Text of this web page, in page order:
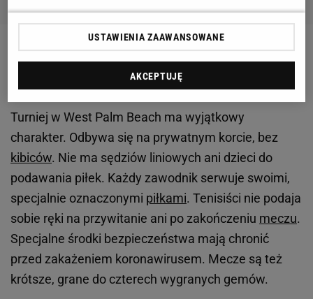
Zobacz wideoIga Świątek: Decyzja French Open
zdziwiła mnie i zaskoczyła świat tenisa
Turniej w West Palm Beach ma wyjątkowy
charakter. Odbywa się na prywatnym korcie, bez
kibiców. Nie ma sędziów liniowych ani dzieci do
podawania piłek. Każdy zawodnik serwuje swoimi,
specjalnie oznaczonymi piłkami. Tenisiści nie podaja
sobie ręki na przywitanie ani po zakończeniu meczu.
Specjalne środki bezpieczeństwa mają chronić
przed zakażeniem koronawirusem. Mecze są też
krótsze, grane do czterech wygranych gemów.
USTAWIENIA ZAAWANSOWANE
AKCEPTUJĘ